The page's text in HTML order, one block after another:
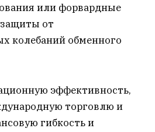
или форвардные
от
колебаний обменного
эффективность,
торговлю и
гибкость и